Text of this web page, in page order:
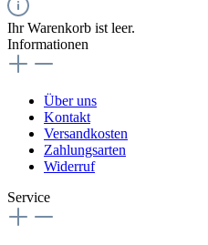
Ihr Warenkorb ist leer.
Informationen
Über uns
Kontakt
Versandkosten
Zahlungsarten
Widerruf
Service